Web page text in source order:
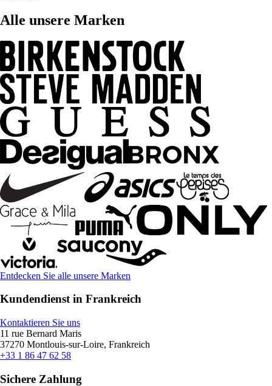
Alle unsere Marken
Entdecken Sie alle unsere Marken
Kundendienst in Frankreich
Kontaktieren Sie uns
11 rue Bernard Maris
37270 Montlouis-sur-Loire, Frankreich
+33 1 86 47 62 58
Sichere Zahlung